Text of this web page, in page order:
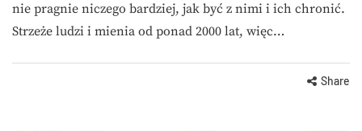
nie pragnie niczego bardziej, jak być z nimi i ich chronić.
Strzeże ludzi i mienia od ponad 2000 lat, więc…
Share